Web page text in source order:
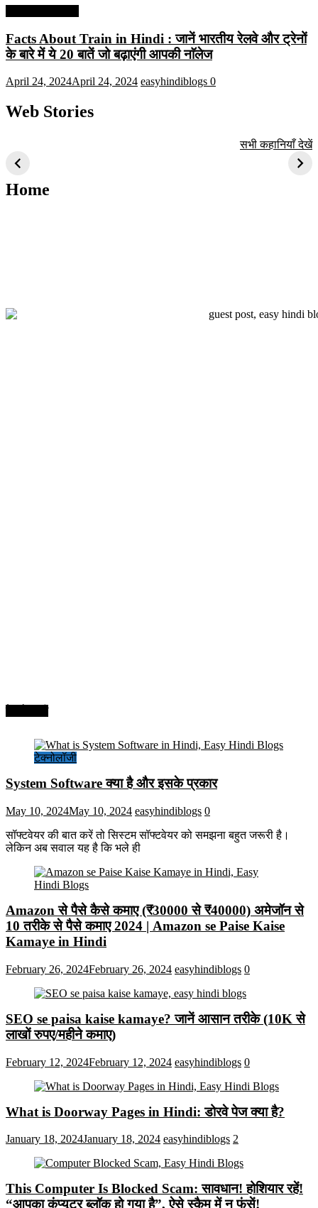
Facts About Train in Hindi : जानें भारतीय रेलवे और ट्रेनों
के बारे में ये 20 बातें जो बढ़ाएंगी आपकी नाॅलेज
April 24, 2024April 24, 2024 easyhindiblogs 0
Web Stories
तकनीक जो आपको
2024 के लिए सीखनी
चाहिए
ऐतिहासिक स्थान
सभी कहानियाँ देखें
Home
टेक्नोलॉजी
System Software क्या है और इसके प्रकार
May 10, 2024May 10, 2024 easyhindiblogs 0
सॉफ्टवेयर की बात करें तो सिस्टम सॉफ्टवेयर को समझना बहुत जरूरी है।
लेकिन अब सवाल यह है कि भले ही
Amazon से पैसे कैसे कमाए (₹30000 से ₹40000) अमेजॉन से
10 तरीके से पैसे कमाए 2024 | Amazon se Paise Kaise
Kamaye in Hindi
February 26, 2024February 26, 2024 easyhindiblogs 0
SEO se paisa kaise kamaye? जानें आसान तरीके (10K से
लाखों रुपए/महीने कमाए)
February 12, 2024February 12, 2024 easyhindiblogs 0
What is Doorway Pages in Hindi: डोरवे पेज क्या है?
January 18, 2024January 18, 2024 easyhindiblogs 2
This Computer Is Blocked Scam: सावधान! होशियार रहें!
“आपका कंप्यूटर ब्लॉक हो गया है”, ऐसे स्कैम में न फंसें!